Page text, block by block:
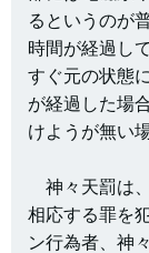
るというのが
時間が経過し
すぐ元の状態
が経過した場
けようが無い
神々天罰は
相応する罪を
ン行為者、神